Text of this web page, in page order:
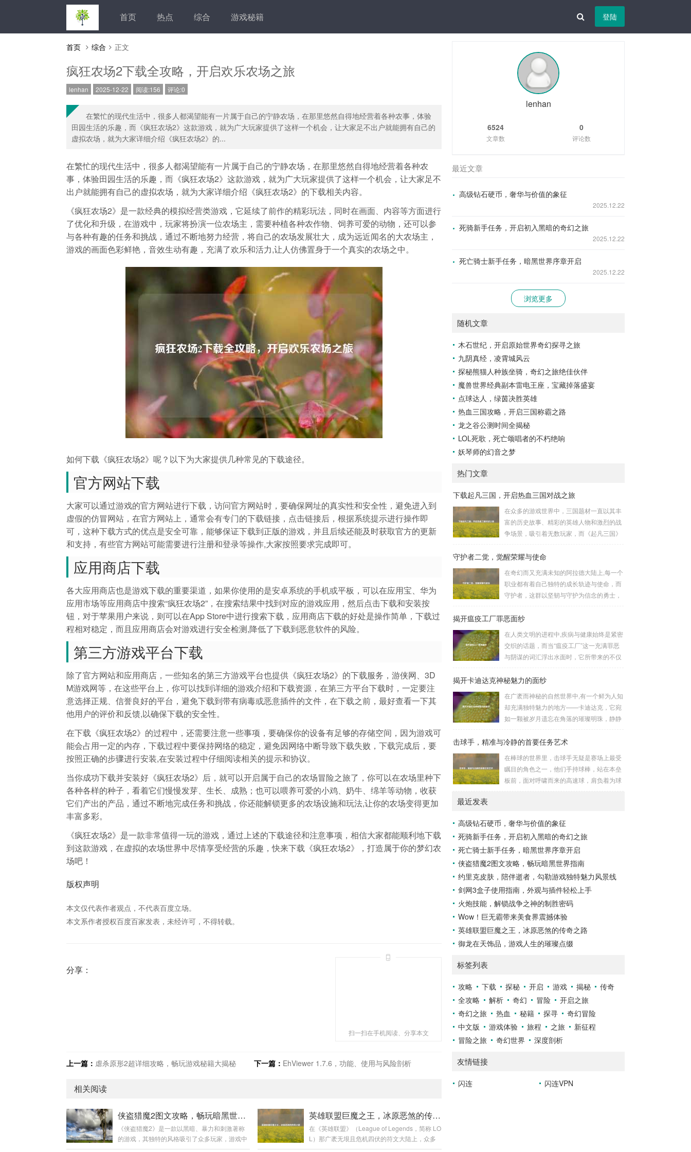
首页 热点 综合 游戏秘籍 登陆
首页 综合 正文
疯狂农场2下载全攻略，开启欢乐农场之旅
lenhan 2025-12-22 阅读:156 评论:0
在繁忙的现代生活中，很多人都渴望能有一片属于自己的宁静农场，在那里悠然自得地经营着各种农事，体验
田园生活的乐趣，而《疯狂农场2》这款游戏，就为广大玩家提供了这样一个机会，让大家足不出户就能拥有自己的
虚拟农场，就为大家详细介绍《疯狂农场2》的...
在繁忙的现代生活中，很多人都渴望能有一片属于自己的宁静农场，在那里悠然自得地经营着各种农
事，体验田园生活的乐趣，而《疯狂农场2》这款游戏，就为广大玩家提供了这样一个机会，让大家足不
出户就能拥有自己的虚拟农场，就为大家详细介绍《疯狂农场2》的下载相关内容。
《疯狂农场2》是一款经典的模拟经营类游戏，它延续了前作的精彩玩法，同时在画面、内容等方面进行
了优化和升级，在游戏中，玩家将扮演一位农场主，需要种植各种农作物、饲养可爱的动物，还可以参
与各种有趣的任务和挑战，通过不断地努力经营，将自己的农场发展壮大，成为远近闻名的大农场主，
游戏的画面色彩鲜艳，音效生动有趣，充满了欢乐和活力,让人仿佛置身于一个真实的农场之中。
如何下载《疯狂农场2》呢？以下为大家提供几种常见的下载途径。
官方网站下载
大家可以通过游戏的官方网站进行下载，访问官方网站时，要确保网址的真实性和安全性，避免进入到
虚假的仿冒网站，在官方网站上，通常会有专门的下载链接，点击链接后，根据系统提示进行操作即
可，这种下载方式的优点是安全可靠，能够保证下载到正版的游戏，并且后续还能及时获取官方的更新
和支持，有些官方网站可能需要进行注册和登录等操作,大家按照要求完成即可。
应用商店下载
各大应用商店也是游戏下载的重要渠道，如果你使用的是安卓系统的手机或平板，可以在应用宝、华为
应用市场等应用商店中搜索“疯狂农场2”，在搜索结果中找到对应的游戏应用，然后点击下载和安装按
钮，对于苹果用户来说，则可以在App Store中进行搜索下载，应用商店下载的好处是操作简单，下载过
程相对稳定，而且应用商店会对游戏进行安全检测,降低了下载到恶意软件的风险。
第三方游戏平台下载
除了官方网站和应用商店，一些知名的第三方游戏平台也提供《疯狂农场2》的下载服务，游侠网、3D
M游戏网等，在这些平台上，你可以找到详细的游戏介绍和下载资源，在第三方平台下载时，一定要注
意选择正规、信誉良好的平台，避免下载到带有病毒或恶意插件的文件，在下载之前，最好查看一下其
他用户的评价和反馈,以确保下载的安全性。
在下载《疯狂农场2》的过程中，还需要注意一些事项，要确保你的设备有足够的存储空间，因为游戏可
能会占用一定的内存，下载过程中要保持网络的稳定，避免因网络中断导致下载失败，下载完成后，要
按照正确的步骤进行安装,在安装过程中仔细阅读相关的提示和协议。
当你成功下载并安装好《疯狂农场2》后，就可以开启属于自己的农场冒险之旅了，你可以在农场里种下
各种各样的种子，看着它们慢慢发芽、生长、成熟；也可以喂养可爱的小鸡、奶牛、绵羊等动物，收获
它们产出的产品，通过不断地完成任务和挑战，你还能解锁更多的农场设施和玩法,让你的农场变得更加
丰富多彩。
《疯狂农场2》是一款非常值得一玩的游戏，通过上述的下载途径和注意事项，相信大家都能顺利地下载
到这款游戏，在虚拟的农场世界中尽情享受经营的乐趣，快来下载《疯狂农场2》，打造属于你的梦幻农
场吧！
版权声明
本文仅代表作者观点，不代表百度立场。
本文系作者授权百度百家发表，未经许可，不得转载。
分享：
扫一扫在手机阅读、分享本文
上一篇： 虐杀原形2超详细攻略，畅玩游戏秘籍大揭秘 下一篇： EhViewer 1.7.6，功能、使用与风险剖析
相关阅读
侠盗猎魔2图文攻略，畅玩暗黑世界指南
《侠盗猎魔2》是一款以黑暗、暴力和刺激著称
的游戏，其独特的风格吸引了众多玩家，游戏中
复杂的任务、多样的场景和富有挑战性的战斗让
英雄联盟巨魔之王，冰原恶煞的传奇之路
在《英雄联盟》（League of Legends，简称 LO
L）那广袤无垠且危机四伏的符文大陆上，众多
英雄各展风采，而巨魔之王特朗德尔宛如冰原上
lenhan
6524
文章数
0
评论数
最近文章
高级钻石硬币，奢华与价值的象征
2025.12.22
死骑新手任务，开启初入黑暗的奇幻之旅
2025.12.22
死亡骑士新手任务，暗黑世界序章开启
2025.12.22
浏览更多
随机文章
木石世纪，开启原始世界奇幻探寻之旅
九阴真经，凌霄城风云
探秘熊猫人种族坐骑，奇幻之旅绝佳伙伴
魔兽世界经典副本雷电王座，宝藏掉落盛宴
点球达人，绿茵决胜英雄
热血三国攻略，开启三国称霸之路
龙之谷公测时间全揭秘
LOL死歌，死亡颂唱者的不朽绝响
妖琴师的幻音之梦
热门文章
下载起凡三国，开启热血三国对战之旅
在众多的游戏世界中，三国题材一直以其丰
富的历史故事、精彩的英雄人物和激烈的战
争场景，吸引着无数玩家，而《起凡三国》
氛围，成为了许多三国游戏爱好者的心头
三国下载,开启一段热血的三国对战之旅。
《起凡三国》为玩家们构建了一个充满激情
与挑战的三国战场，你可以化身为三国时期
的诸葛亮、忠义双全的关羽等，率领自己的
军队在战场上冲锋陷阵、排兵布阵，游戏中
的每一场战斗都充满了变...
守护者二觉，觉醒荣耀与使命
在奇幻而又充满未知的阿拉德大陆上,每一个
职业都有着自己独特的成长轨迹与使命，而
守护者，这群以坚韧与守护为信念的勇士，
至关重要的二次觉醒，绽放出了更为耀眼的
起，便肩负着守护的重任，他们身躯魁梧，
手持巨盾，宛如一道不可逾越的城墙，为队
友们遮风挡雨，抵御着来自各方的邪恶势
意志，在一次次战斗中积累着经验，不断成
长，无论是在阴森恐怖的地下墓穴，还是在
战火纷飞的前线战场，守...
揭开瘟疫工厂罪恶面纱
在人类文明的进程中,疾病与健康始终是紧密
交织的话题，而当“瘟疫工厂”这一充满罪恶
与阴谋的词汇浮出水面时，它所带来的不仅
知和国际秩序的严重挑战。 “瘟疫工厂”并非
的势力为了实现其不可告人的目的，秘密设
立的进行生物武器研发和试验的地方，这些
所谓的“工厂”，披着科学研究的外衣，实则
看,生物武器的使用曾经给人类带来过惨痛的
教训，在战争时期，某些国家就曾利用细
菌、病毒...
揭开卡迪达克神秘魅力的面纱
在广袤而神秘的自然世界中,有一个鲜为人知
却充满独特魅力的地方——卡迪达克，它宛
如一颗被岁月遗忘在角落的璀璨明珠，静静
索者去揭开它那神秘的面纱。 卡迪达克位于
貌，高耸入云的山脉连绵起伏，像是大自然
用巨手堆砌而成的巍峨屏障，山峰上终年积
雪不化，在阳光的照耀下闪耀着刺眼的银
树木种类繁多，高大的乔木遮天蔽日，阳光
只能透过枝叶的缝隙...
击球手，精准与冷静的首要任务艺术
在棒球的世界里，击球手无疑是赛场上最受
瞩目的角色之一，他们手持球棒，站在本垒
板前，面对呼啸而来的高速球，肩负着为球
心技能，棒球比赛中，投手投出的球速度、
轨迹各不相同，有快速直球、变化莫测的曲
线球，还有刁钻的滑球，击球手需要在极短
的时间内，准确判断球的速度、方向和落
击球手具备出色的视力和反应能力,更需要大
量的训练来培养对球...
最近发表
高级钻石硬币，奢华与价值的象征
死骑新手任务，开启初入黑暗的奇幻之旅
死亡骑士新手任务，暗黑世界序章开启
侠盗猎魔2图文攻略，畅玩暗黑世界指南
约里克皮肤，陪伴逝者，勾勒游戏独特魅力风景线
剑网3盒子使用指南，外观与插件轻松上手
火炮技能，解锁战争之神的制胜密码
Wow！巨无霸带来美食界震撼体验
英雄联盟巨魔之王，冰原恶煞的传奇之路
御龙在天饰品，游戏人生的璀璨点缀
标签列表
攻略 下载 探秘 开启 游戏 揭秘
传奇
全攻略
解析 奇幻 冒险
开启之旅
奇幻之旅
热血 秘籍 探寻
奇幻冒险
中文版
游戏体验 旅程 之旅
新征程
冒险之旅
奇幻世界 深度剖析
友情链接
闪连 闪连VPN